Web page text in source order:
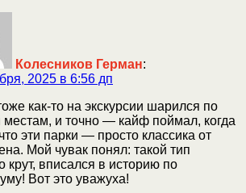
Колесников Герман:
2025 в 6:56 дп
как-то на экскурсии шарился по
и точно — кайф поймал, когда
эти парки — просто классика от
Мой чувак понял: такой тип
крут, вписался в историю по
Вот это уважуха!